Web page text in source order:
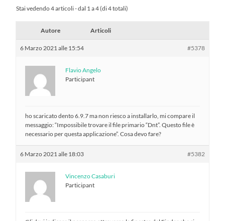
Stai vedendo 4 articoli - dal 1 a 4 (di 4 totali)
Autore Articoli
6 Marzo 2021 alle 15:54 #5378
Flavio Angelo
Participant
ho scaricato dento 6.9.7 ma non riesco a installarlo, mi compare il
messaggio: “Impossibile trovare il file primario “Dnt”. Questo file è
necessario per questa applicazione”. Cosa devo fare?
6 Marzo 2021 alle 18:03 #5382
Vincenzo Casaburi
Participant